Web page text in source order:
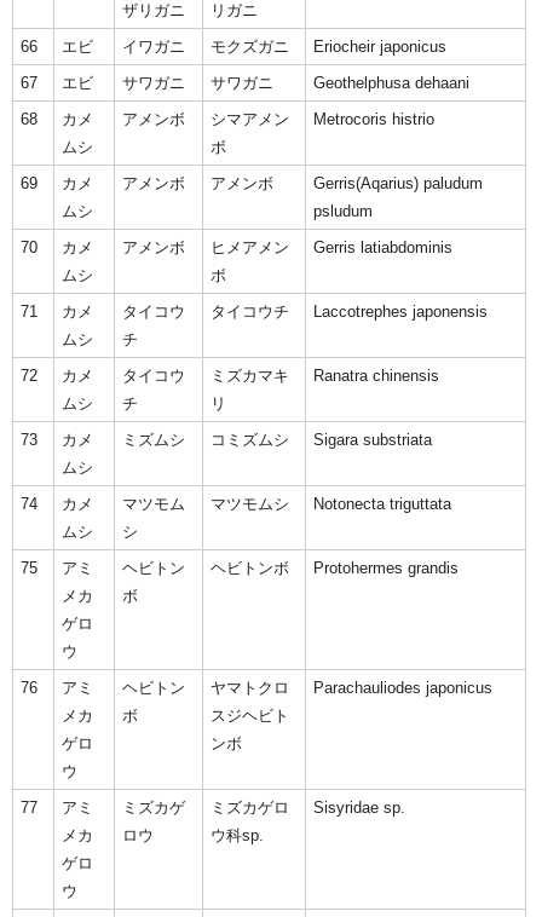
ザリガニ
リガニ
66 エビ イワガニ モクズガニ
Eriocheir japonicus
67
エビ サワガニ サワガニ
Geothelphusa dehaani
68
カメ
ムシ
アメンボ
シマアメン
ボ
Metrocoris histrio
69
カメ
ムシ
アメンボ アメンボ
Gerris(Aqarius) paludum
psludum
70
カメ
ムシ
アメンボ
ヒメアメン
ボ
Gerris latiabdominis
71
カメ
ムシ
タイコウ
チ
タイコウチ Laccotrephes japonensis
72
カメ
ムシ
タイコウ
チ
ミズカマキ
リ
Ranatra chinensis
73
カメ
ムシ
ミズムシ コミズムシ Sigara substriata
74
カメ
ムシ
マツモム
シ
マツモムシ Notonecta triguttata
75
アミ
メカ
ゲロ
ウ
ヘビトン
ボ
ヘビトンボ Protohermes grandis
76
アミ
メカ
ゲロ
ウ
ヘビトン
ボ
ヤマトクロ
スジヘビト
ンボ
Parachauliodes japonicus
77
アミ
メカ
ゲロ
ウ
ミズカゲ
ロウ
ミズカゲロ
ウ科sp.
Sisyridae sp.